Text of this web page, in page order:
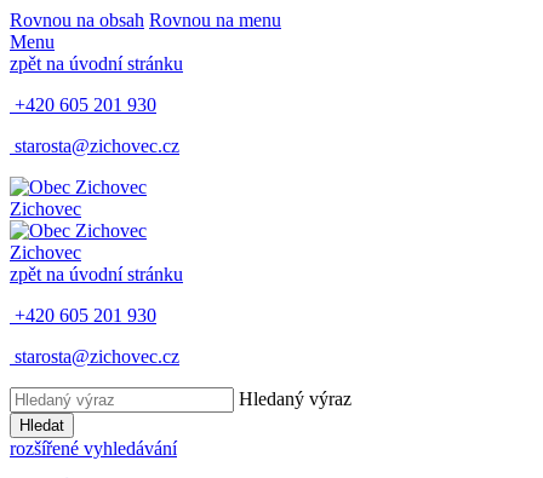
Rovnou na obsah Rovnou na menu
Menu
zpět na úvodní stránku
+420 605 201 930
starosta@zichovec.cz
Zichovec
Zichovec
zpět na úvodní stránku
+420 605 201 930
starosta@zichovec.cz
Hledaný výraz
Hledat
rozšířené vyhledávání